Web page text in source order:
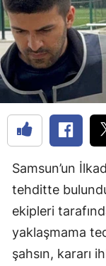
Samsun’un
tehditte
ekipleri
yaklaşmama
şahsın, kararı